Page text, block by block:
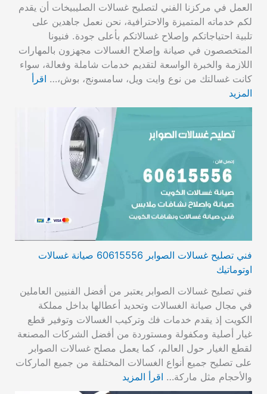
العمل في مركزنا الفني لتصليح غسالات الصليبيخات أن يقدم
لكم خدماته المتميزة والاحترافية، نحن نعمل جاهدين على
تلبية احتياجاتكم وإصلاح غسالاتكم بأعلى جودة. فنيونا
المتخصصون في صيانة وإصلاح الغسالات مجهزون بالمهارات
اللازمة والخبرة الواسعة لتقديم خدمات شاملة وفعالة، سواء
كانت غسالتك من نوع وايت ويل، سامسونج، بوش،… اقرأ
المزيد
فني تصليح غسالات الصوابر 60615556 صيانة غسالات
اوتوماتيك
فني تصليح غسالات الصوابر يعتبر من أفضل الفنيين العاملين
في مجال صيانة الغسالات وتحديد أعطالها بداخل مملكة
الكويت إذ يقدم خدمات فك وتركيب الغسالات وتوفير قطع
غيار أصلية ومكفولة ومستوردة من أفضل الشركات المصنعة
لقطع الغيار حول العالم، كما يعمل مصلح غسالات الصوابر
على تصليح جميع أنواع الغسالات المختلفة من جميع الماركات
والأحجام مثل ماركة… اقرأ المزيد